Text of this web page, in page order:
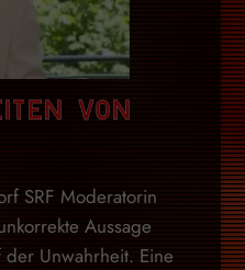
von
SRF Moderatorin
Aussage
Unwahrheit. Eine